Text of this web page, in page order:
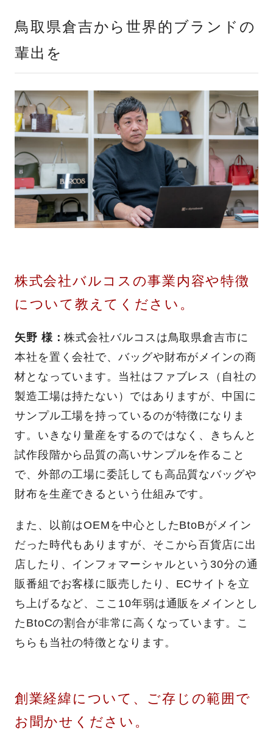
鳥取県倉吉から世界的ブランドの
輩出を
株式会社バルコスの事業内容や特徴
について教えてください。
矢野 様：株式会社バルコスは鳥取県倉吉市に
本社を置く会社で、バッグや財布がメインの商
材となっています。当社はファブレス（自社の
製造工場は持たない）ではありますが、中国に
サンプル工場を持っているのが特徴になりま
す。いきなり量産をするのではなく、きちんと
試作段階から品質の高いサンプルを作ること
で、外部の工場に委託しても高品質なバッグや
財布を生産できるという仕組みです。
また、以前はOEMを中心としたBtoBがメイン
だった時代もありますが、そこから百貨店に出
店したり、インフォマーシャルという30分の通
販番組でお客様に販売したり、ECサイトを立
ち上げるなど、ここ10年弱は通販をメインとし
たBtoCの割合が非常に高くなっています。こ
ちらも当社の特徴となります。
創業経緯について、ご存じの範囲で
お聞かせください。